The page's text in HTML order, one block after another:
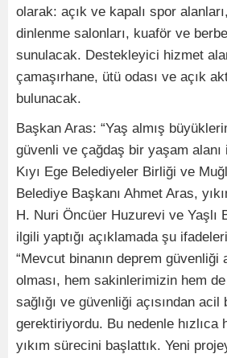
olarak: açık ve kapalı spor
dinlenme salonları, kuaför ve
sunulacak. Destekleyici hizmet
çamaşırhane, ütü odası ve açık
bulunacak.
Başkan Aras: “Yaş almış
güvenli ve çağdaş bir yaşam alanı
Kıyı Ege Belediyeler Birliği ve
Belediye Başkanı Ahmet Aras,
H. Nuri Öncüer Huzurevi ve Yaşlı
ilgili yaptığı açıklamada şu
“Mevcut binanın deprem güvenliği
olması, hem sakinlerimizin hem de
sağlığı ve güvenliği açısından
gerektiriyordu. Bu nedenle hızlıca
yıkım sürecini başlattık. Yeni